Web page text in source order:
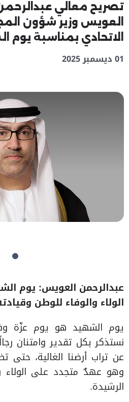
تصريح معالي
العويس وزير شؤون
الاتحادي بمناسبة يوم
01 ديسمبر 2025
عبدالرحمن العويس: يوم
الولاء والوفاء للوطن
يوم الشهيد هو يوم عزّة
نستذكر بكل تقدير وامتنان
عن تراب أرضنا الغالية، حتى
وهو عهدٌ متجدد على الولاء
الرشيدة.